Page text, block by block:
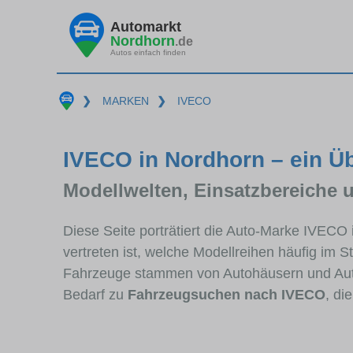
Automarkt
Nordhorn.de
Autos einfach finden
❯ MARKEN ❯ IVECO
IVECO in Nordhorn – ein
Modellwelten, Einsatzbereiche
Diese Seite porträtiert die Auto-Marke
vertreten ist, welche Modellreihen häufig im
Fahrzeuge stammen von Autohäusern und
Bedarf zu Fahrzeugsuchen nach IVECO,